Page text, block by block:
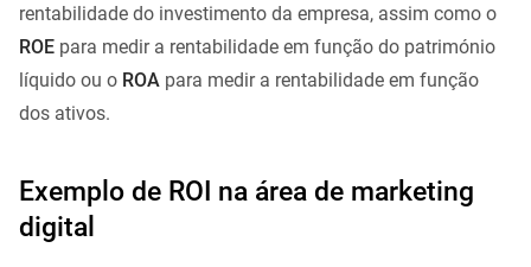
rentabilidade do investimento da empresa, assim como o
ROE para medir a rentabilidade em função do património
líquido ou o ROA para medir a rentabilidade em função
dos ativos.
Exemplo de ROI na área de marketing
digital